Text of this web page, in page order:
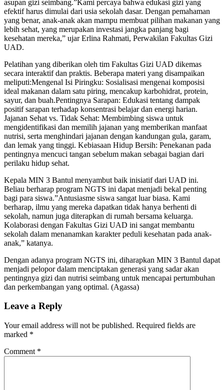
asupan gizi seimbang.​”Kami percaya bahwa edukasi gizi yang
efektif harus dimulai dari usia sekolah dasar. Dengan pemahaman
yang benar, anak-anak akan mampu membuat pilihan makanan yang
lebih sehat, yang merupakan investasi jangka panjang bagi
kesehatan mereka,” ujar Erlina Rahmati, Perwakilan Fakultas Gizi
UAD.
​Pelatihan yang diberikan oleh tim Fakultas Gizi UAD dikemas
secara interaktif dan praktis. Beberapa materi yang disampaikan
meliputi:​Mengenal Isi Piringku: Sosialisasi mengenai komposisi
ideal makanan dalam satu piring, mencakup karbohidrat, protein,
sayur, dan buah.​Pentingnya Sarapan: Edukasi tentang dampak
positif sarapan terhadap konsentrasi belajar dan energi harian. ​
Jajanan Sehat vs. Tidak Sehat: Membimbing siswa untuk
mengidentifikasi dan memilih jajanan yang memberikan manfaat
nutrisi, serta menghindari jajanan dengan kandungan gula, garam,
dan lemak yang tinggi.​ Kebiasaan Hidup Bersih: Penekanan pada
pentingnya mencuci tangan sebelum makan sebagai bagian dari
perilaku hidup sehat.​
Kepala MIN 3 Bantul menyambut baik inisiatif dari UAD ini.
Beliau berharap program NGTS ini dapat menjadi bekal penting
bagi para siswa.​”Antusiasme siswa sangat luar biasa. Kami
berharap, ilmu yang mereka dapatkan tidak hanya berhenti di
sekolah, namun juga diterapkan di rumah bersama keluarga.
Kolaborasi dengan Fakultas Gizi UAD ini sangat membantu
sekolah dalam menanamkan karakter peduli kesehatan pada anak-
anak,” katanya.​
Dengan adanya program NGTS ini, diharapkan MIN 3 Bantul dapat
menjadi pelopor dalam menciptakan generasi yang sadar akan
pentingnya gizi dan nutrisi seimbang untuk mencapai pertumbuhan
dan perkembangan yang optimal. (Agassa)
Leave a Reply
Your email address will not be published. Required fields are
marked *
Comment *